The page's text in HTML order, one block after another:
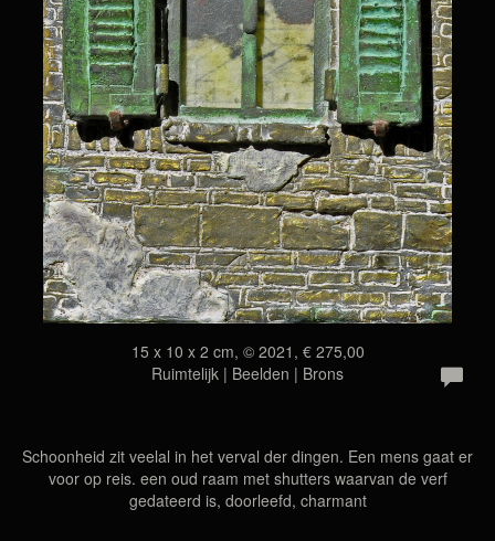
15 x 10 x 2 cm, © 2021, € 275,00
Ruimtelijk | Beelden | Brons
Schoonheid zit veelal in het verval der dingen. Een mens gaat er
voor op reis. een oud raam met shutters waarvan de verf
gedateerd is, doorleefd, charmant